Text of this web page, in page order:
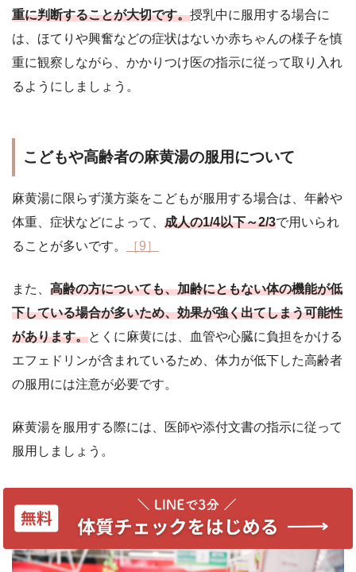
重に判断することが大切です。授乳中に服用する場合に
は、ほてりや興奮などの症状はないか赤ちゃんの様子を慎
重に観察しながら、かかりつけ医の指示に従って取り入れ
るようにしましょう。
こどもや高齢者の麻黄湯の服用について
麻黄湯に限らず漢方薬をこどもが服用する場合は、年齢や
体重、症状などによって、 成人の1/4以下～2/3で用いられ
ることが多いです。
［9］
また、 高齢の方についても、加齢にともない体の機能が低
下している場合が多いため、効果が強く出てしまう可能性
があります。とくに麻黄には、血管や心臓に負担をかける
エフェドリンが含まれているため、体力が低下した高齢者
の服用には注意が必要です。
麻黄湯を服用する際には、医師や添付文書の指示に従って
服用しましょう。
麻黄湯の市販薬